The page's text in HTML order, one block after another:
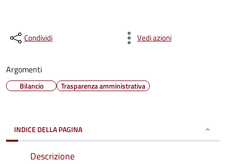
Condividi Vedi azioni
Argomenti
Bilancio Trasparenza amministrativa
INDICE DELLA PAGINA
Descrizione